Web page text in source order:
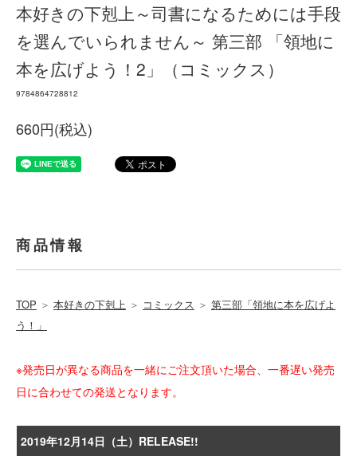
本好きの下剋上～司書になるためには手段
を選んでいられません～ 第三部 「領地に
本を広げよう！2」（コミックス）
9784864728812
660円(税込)
商品情報
TOP ＞ 本好きの下剋上 ＞ コミックス ＞ 第三部「領地に本を広げよ
う！」
※発売日が異なる商品を一緒にご注文頂いた場合、一番遅い発売
日に合わせての発送となります。
2019年12月14日（土）RELEASE!!